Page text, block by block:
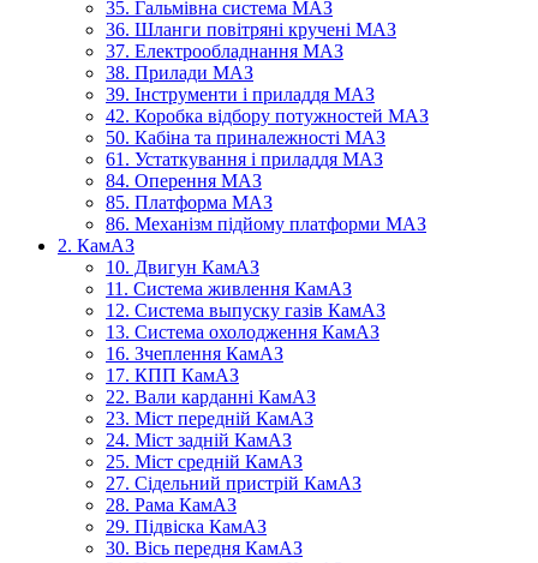
35. Гальмівна система МАЗ
36. Шланги повітряні кручені МАЗ
37. Електрообладнання МАЗ
38. Прилади МАЗ
39. Інструменти і приладдя МАЗ
42. Коробка відбору потужностей МАЗ
50. Кабіна та приналежності МАЗ
61. Устаткування і приладдя МАЗ
84. Оперення МАЗ
85. Платформа МАЗ
86. Механізм підйому платформи МАЗ
2. КамАЗ
10. Двигун КамАЗ
11. Система живлення КамАЗ
12. Система выпуску газів КамАЗ
13. Система охолодження КамАЗ
16. Зчеплення КамАЗ
17. КПП КамАЗ
22. Вали карданні КамАЗ
23. Міст передній КамАЗ
24. Міст задній КамАЗ
25. Міст средній КамАЗ
27. Сідельний пристрій КамАЗ
28. Рама КамАЗ
29. Підвіска КамАЗ
30. Вісь передня КамАЗ